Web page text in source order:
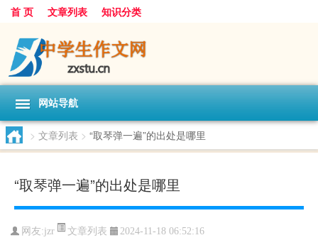
首 页 文章列表 知识分类
网站导航
> 文章列表 > “取琴弹一遍”的出处是哪里
“取琴弹一遍”的出处是哪里
网友:jzr 文章列表 2024-11-18 06:52:16